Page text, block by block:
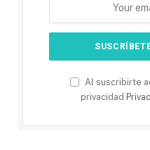
Al suscribirte
privacidad